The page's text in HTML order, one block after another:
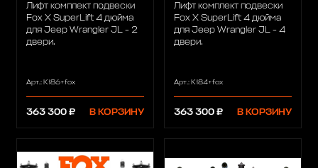
Лифт комплект подвески
Fox X SuperLift 4 дюйма
для Jeep Wrangler JL - 2
двери.
Арт.: K186+fox
363 300 ₽ В КОРЗИНУ
Лифт комплект подвески
Fox X SuperLift 4 дюйма
для Jeep Wrangler JL - 4
двери.
Арт.: K184+fox
363 300 ₽ В КОРЗИНУ